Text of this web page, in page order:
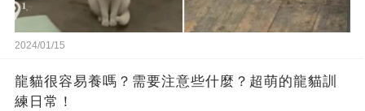
2024/01/15
龍貓很容易養嗎？需要注意些什麼？超萌的龍貓訓
練日常！